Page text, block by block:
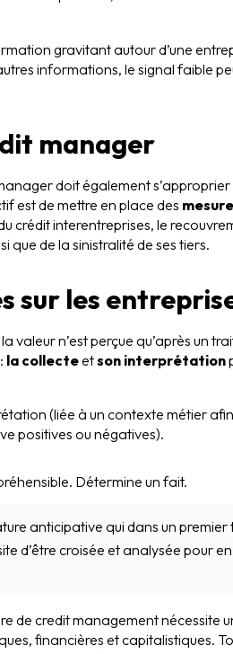
gravitant autour d’une
informations, le signal faible
manager
doit également s’approprier
est de mettre en place des
crédit interentreprises, le
que de la sinistralité de ses tiers.
sur les
valeur n’est perçue qu’après un
: la collecteetson interprétation
(liée à un contexte métier
positives ou négatives).
Détermine un fait.
anticipative qui dans un premier
d’être croisée et analysée pour
de credit management nécessite
financières et capitalistiques.